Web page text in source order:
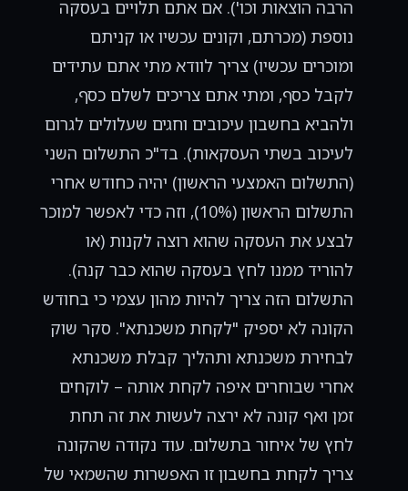
הרבה הוצאות וכו'). אם אתם תלויים בעסקה
נוספת (מכרתם, וקונים עכשיו או קניתם
ומוכרים עכשיו) צריך לוודא מתי אתם עתידים
לקבל כסף, ומתי אתם צריכים לשלם כסף,
ולהביא בחשבון עיכובים וחגים שעלולים לגרום
לעיכוב בשתי העסקאות). בד"כ התשלום השני
(התשלום האמצעי הראשון) יהיה כחודש אחרי
התשלום הראשון (10%), וזה כדי לאפשר למוכר
לבצע את העסקה שהוא רוצה לקנות (או
להוריד ממנו לחץ בעסקה שהוא כבר קנה).
התשלום הזה צריך להיות מהון עצמי כי בחודש
הקונה לא יספיק "לקחת משכנתא". סקר שוק
לבחירת משכנתא ותהליך קבלת משכנתא
אחרי שבוחרים איפה לקחת אותה – לוקחים
זמן ואף קונה לא ירצה לעשות את זה תחת
לחץ של איחור בתשלום. עוד נקודה שהקונה
צריך לקחת בחשבון זו האפשרות שהשמאי של